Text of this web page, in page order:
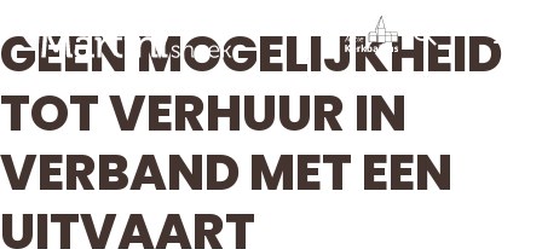
GEEN MOGELIJKHEID
TOT VERHUUR IN
VERBAND MET EEN
UITVAART